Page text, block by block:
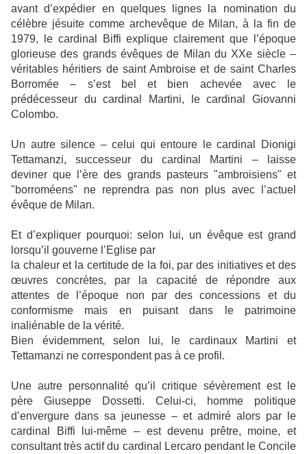
avant d’expédier en quelques lignes la nomination du
célèbre jésuite comme archevêque de Milan, à la fin de
1979, le cardinal Biffi explique clairement que l’époque
glorieuse des grands évêques de Milan du XXe siècle –
véritables héritiers de saint Ambroise et de saint Charles
Borromée – s’est bel et bien achevée avec le
prédécesseur du cardinal Martini, le cardinal Giovanni
Colombo.
Un autre silence – celui qui entoure le cardinal Dionigi
Tettamanzi, successeur du cardinal Martini – laisse
deviner que l’ère des grands pasteurs "ambroisiens" et
"borroméens" ne reprendra pas non plus avec l’actuel
évêque de Milan.
Et d’expliquer pourquoi: selon lui, un évêque est grand
lorsqu’il gouverne l’Eglise par
la chaleur et la certitude de la foi, par des initiatives et des
œuvres concrètes, par la capacité de répondre aux
attentes de l’époque non par des concessions et du
conformisme mais en puisant dans le patrimoine
inaliénable de la vérité.
Bien évidemment, selon lui, le cardinaux Martini et
Tettamanzi ne correspondent pas à ce profil.
Une autre personnalité qu’il critique sévèrement est le
père Giuseppe Dossetti. Celui-ci, homme politique
d’envergure dans sa jeunesse – et admiré alors par le
cardinal Biffi lui-même – est devenu prêtre, moine, et
consultant très actif du cardinal Lercaro pendant le Concile